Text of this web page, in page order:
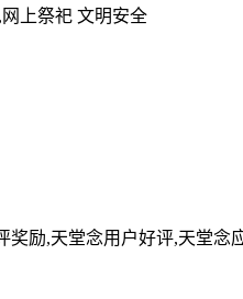
上祭祀 文明安全
励,天堂念用户好评,天堂念